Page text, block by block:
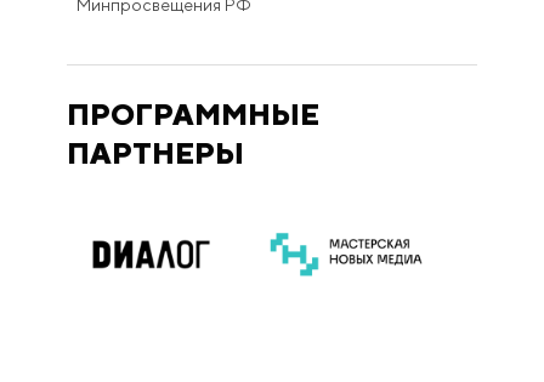
Минпросвещения РФ
ПРОГРАММНЫЕ
ПАРТНЕРЫ